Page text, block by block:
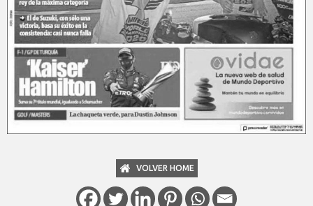
VOLVER HOME